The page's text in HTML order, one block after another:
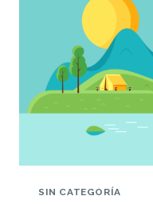
CARLOS
LÓPEZ
MUÑOZ
SIN CATEGORÍA